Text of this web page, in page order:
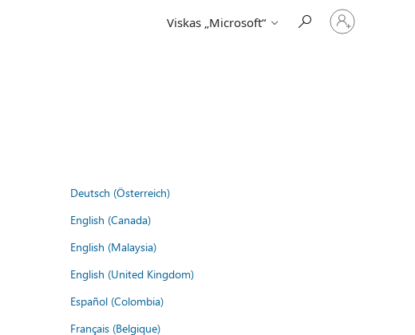
Viskas „Microsoft“
Prisijunkite
prie
paskyros
Deutsch (Österreich)
English (Canada)
English (Malaysia)
English (United Kingdom)
Español (Colombia)
Français (Belgique)